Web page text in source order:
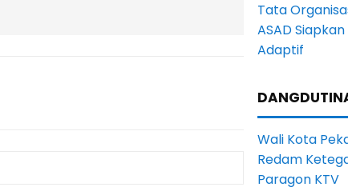
Tata
ASAD
Adaptif
Wali Kota
Redam
Paragon KTV